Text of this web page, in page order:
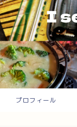
プロフィール